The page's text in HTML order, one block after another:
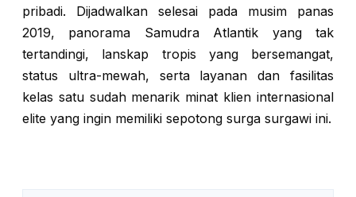
pribadi. Dijadwalkan selesai pada musim panas
2019, panorama Samudra Atlantik yang tak
tertandingi, lanskap tropis yang bersemangat,
status ultra-mewah, serta layanan dan fasilitas
kelas satu sudah menarik minat klien internasional
elite yang ingin memiliki sepotong surga surgawi ini.